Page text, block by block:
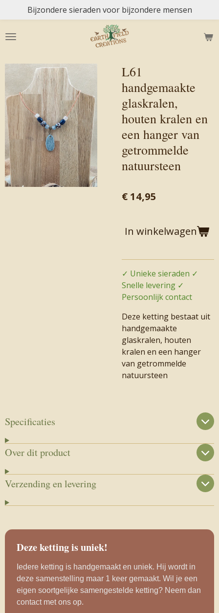
direct
naar
Bijzondere sieraden voor bijzondere mensen
L61
handgemaakte
glaskralen,
houten kralen en
een hanger van
getrommelde
natuursteen
€ 14,95
In winkelwagen
✓ Unieke sieraden ✓
Snelle levering ✓
Persoonlijk contact
Deze ketting bestaat uit
handgemaakte
glaskralen, houten
kralen en een hanger
van getrommelde
natuursteen
Specificaties
Over dit product
Verzending en levering
Deze ketting is uniek!
Iedere ketting is handgemaakt en uniek. Hij wordt in
deze samenstelling maar 1 keer gemaakt. Wil je een
eigen soortgelijke samengestelde ketting? Neem dan
contact met ons op.